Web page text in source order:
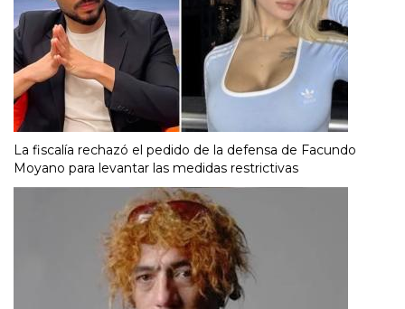
La fiscalía rechazó el pedido de la defensa de Facundo
Moyano para levantar las medidas restrictivas